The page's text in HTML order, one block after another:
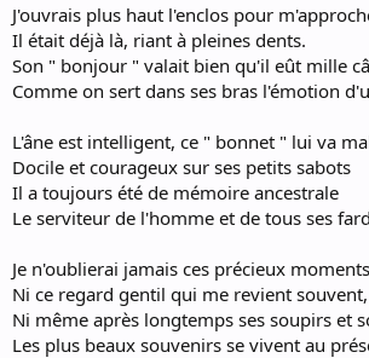
J'ouvrais plus haut l'enclos pour
Il était déjà là, riant à pleines dents.
Son " bonjour " valait bien qu'il eût mille
Comme on sert dans ses bras l'émotion
L'âne est intelligent, ce " bonnet " lui va
Docile et courageux sur ses petits sabots
Il a toujours été de mémoire ancestrale
Le serviteur de l'homme et de tous ses
Je n'oublierai jamais ces précieux moments
Ni ce regard gentil qui me revient souvent,
Ni même après longtemps ses soupirs et
Les plus beaux souvenirs se vivent au